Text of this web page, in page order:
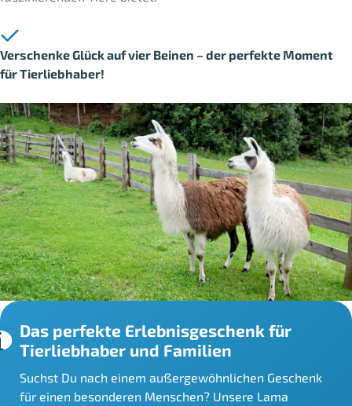
Verschenke Glück auf vier Beinen – der perfekte Moment
für Tierliebhaber!
Das perfekte Erlebnisgeschenk für
Tierliebhaber und Familien
Suchst Du nach einem außergewöhnlichen Geschenk
für einen besonderen Menschen? Unsere Lama